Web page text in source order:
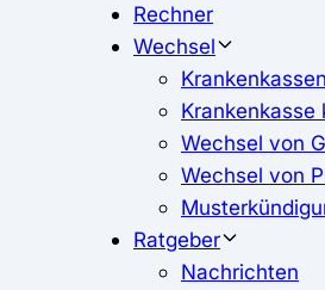
Rechner
Wechsel
Krankenkasse
Wechsel von
Wechsel von
Ratgeber
Nachrichten